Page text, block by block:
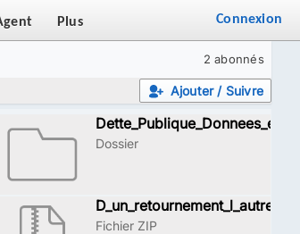
Plus Connexion
2 abonnés
Ajouter / Suivre
Dossier
D_un_retournement_l_autre
Fichier ZIP